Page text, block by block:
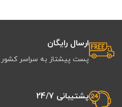
ارسال رایگان
پست پیشتاز به سراسر کشور
پشتیبانی 24/7